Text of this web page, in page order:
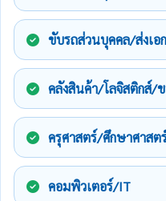
ขับรถส่วนบุคคล/ส่งเอ
คลังสินค้า/โลจิสติกส์/
ครุศาสตร์/ศึกษาศาสต
คอมพิวเตอร์/IT